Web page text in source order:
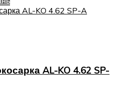
AL-KO 4.62 SP-